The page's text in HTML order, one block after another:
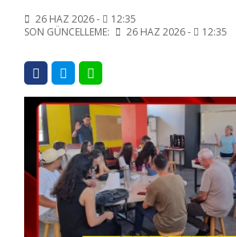
26 HAZ 2026 -
12:35
SON GÜNCELLEME:
26 HAZ 2026 - 12:35